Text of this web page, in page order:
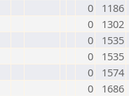
0
1186
0
1302
0
1535
0
1535
0
1574
0
1686